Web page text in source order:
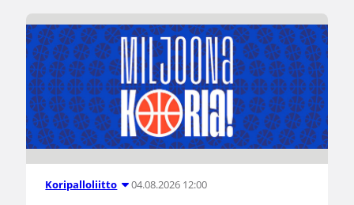
Koripalloliitto 04.08.2026 12:00